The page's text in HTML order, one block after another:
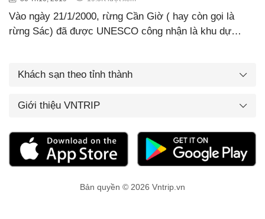
Vào ngày 21/1/2000, rừng Cần Giờ ( hay còn gọi là
rừng Sác) đã được UNESCO công nhận là khu dự…
Khách sạn theo tỉnh thành
Giới thiệu VNTRIP
Bản quyền © 2026 Vntrip.vn